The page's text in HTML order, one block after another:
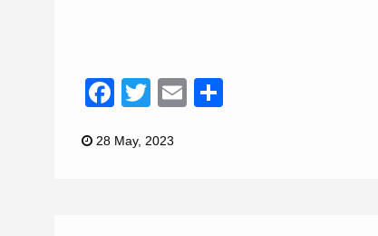
Facebook
TwitterEmail
28 May, 2023